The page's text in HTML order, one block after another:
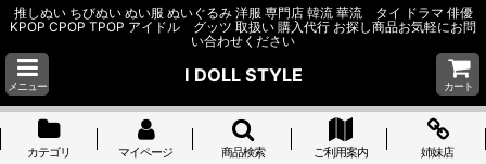
推しぬい ちびぬい ぬい服 ぬいぐるみ 洋服 専門店 韓流 華流 タイ ドラマ 俳優
KPOP CPOP TPOP アイドル グッツ 取扱い 購入代行 お探し商品お気軽にお問
い合わせください
メニュー
I DOLL STYLE
カート
カテゴリ マイページ 商品検索 ご利用案内 姉妹店